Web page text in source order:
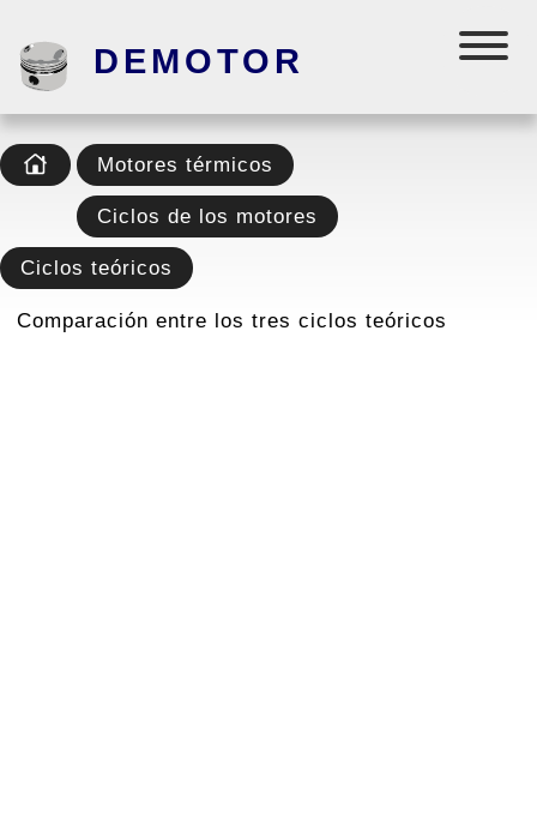
DEMOTOR
Motores térmicos
Ciclos de los motores
Ciclos teóricos
Comparación entre los tres ciclos teóricos